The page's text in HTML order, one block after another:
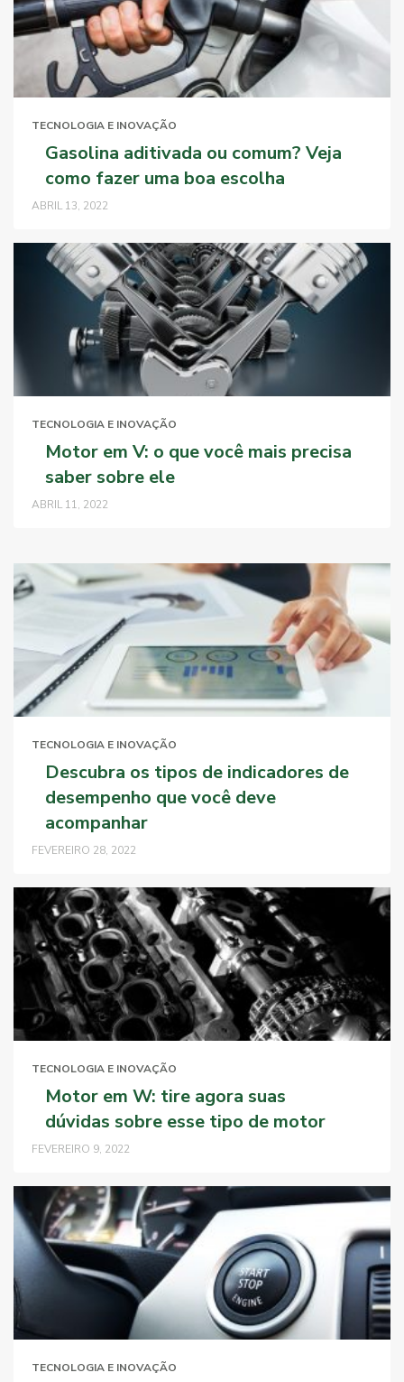
TECNOLOGIA E INOVAÇÃO
Gasolina aditivada ou comum? Veja
como fazer uma boa escolha
ABRIL 13, 2022
TECNOLOGIA E INOVAÇÃO
Motor em V: o que você mais precisa
saber sobre ele
ABRIL 11, 2022
TECNOLOGIA E INOVAÇÃO
Descubra os tipos de indicadores de
desempenho que você deve
acompanhar
FEVEREIRO 28, 2022
TECNOLOGIA E INOVAÇÃO
Motor em W: tire agora suas
dúvidas sobre esse tipo de motor
FEVEREIRO 9, 2022
TECNOLOGIA E INOVAÇÃO